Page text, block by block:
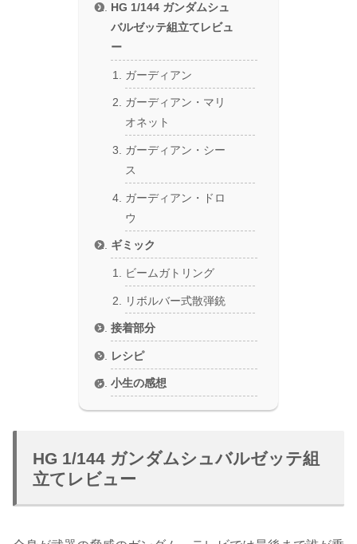
HG 1/144 ガンダムシュ
バルゼッテ組立てレビュ
ー
ガーディアン
ガーディアン・マリ
オネット
ガーディアン・シー
ス
ガーディアン・ドロ
ウ
ギミック
ビームガトリング
リボルバー式散弾銃
接着部分
レシピ
小生の感想
HG 1/144 ガンダムシュバルゼッテ組
立てレビュー